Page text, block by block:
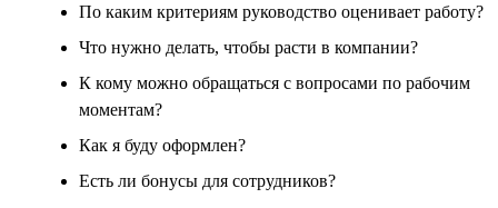
По каким критериям руководство оценивает работу?
Что нужно делать, чтобы расти в компании?
К кому можно обращаться с вопросами по рабочим
моментам?
Как я буду оформлен?
Есть ли бонусы для сотрудников?